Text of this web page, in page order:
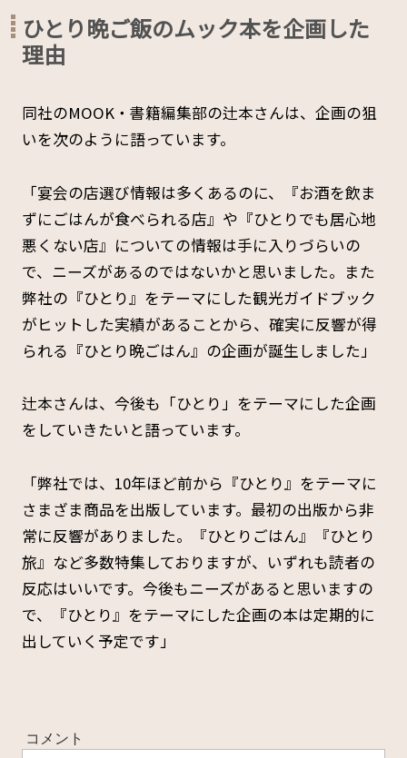
ひとり晩ご飯のムック本を企画した
理由
同社のMOOK・書籍編集部の辻本さんは、企画の狙
いを次のように語っています。
「宴会の店選び情報は多くあるのに、『お酒を飲ま
ずにごはんが食べられる店』や『ひとりでも居心地
悪くない店』についての情報は手に入りづらいの
で、ニーズがあるのではないかと思いました。また
弊社の『ひとり』をテーマにした観光ガイドブック
がヒットした実績があることから、確実に反響が得
られる『ひとり晩ごはん』の企画が誕生しました」
辻本さんは、今後も「ひとり」をテーマにした企画
をしていきたいと語っています。
「弊社では、10年ほど前から『ひとり』をテーマに
さまざま商品を出版しています。最初の出版から非
常に反響がありました。『ひとりごはん』『ひとり
旅』など多数特集しておりますが、いずれも読者の
反応はいいです。今後もニーズがあると思いますの
で、『ひとり』をテーマにした企画の本は定期的に
出していく予定です」